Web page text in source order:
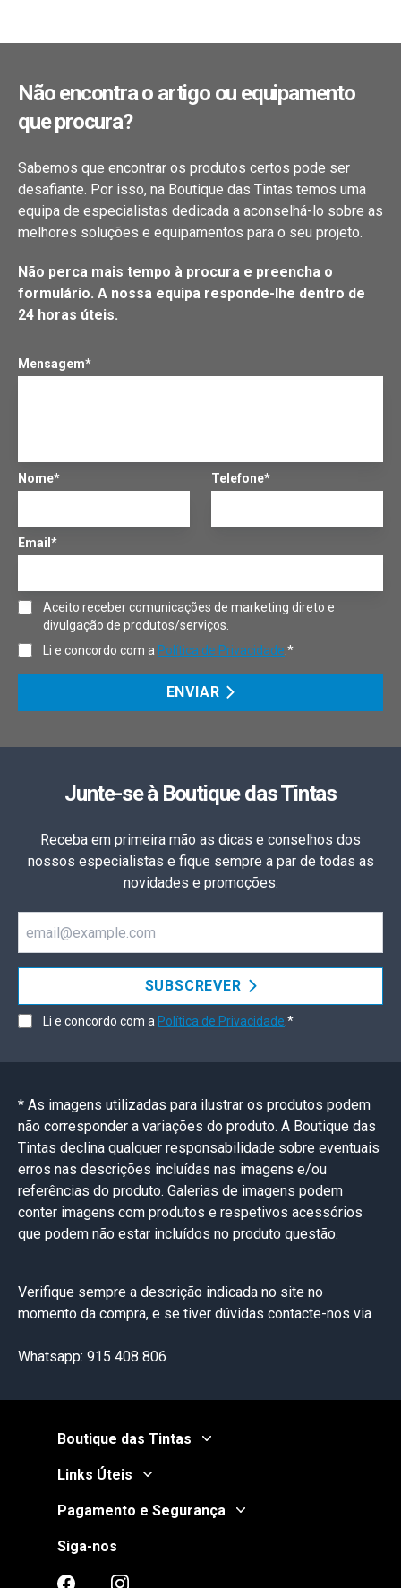
Não encontra o artigo ou equipamento
que procura?
Sabemos que encontrar os produtos certos pode ser
desafiante. Por isso, na Boutique das Tintas temos uma
equipa de especialistas dedicada a aconselhá-lo sobre as
melhores soluções e equipamentos para o seu projeto.
Não perca mais tempo à procura e preencha o
formulário. A nossa equipa responde-lhe dentro de
24 horas úteis.
Mensagem*
Nome* Telefone*
Email*
Aceito receber comunicações de marketing direto e
divulgação de produtos/serviços.
Li e concordo com a Política de Privacidade .*
ENVIAR
Junte-se à Boutique das Tintas
Receba em primeira mão as dicas e conselhos dos
nossos especialistas e fique sempre a par de todas as
novidades e promoções.
SUBSCREVER
Li e concordo com a Política de Privacidade .*
* As imagens utilizadas para ilustrar os produtos podem
não corresponder a variações do produto. A Boutique das
Tintas declina qualquer responsabilidade sobre eventuais
erros nas descrições incluídas nas imagens e/ou
referências do produto. Galerias de imagens podem
conter imagens com produtos e respetivos acessórios
que podem não estar incluídos no produto questão.
Verifique sempre a descrição indicada no site no
momento da compra, e se tiver dúvidas contacte-nos via
Whatsapp: 915 408 806
Boutique das Tintas
Links Úteis
Pagamento e Segurança
Siga-nos